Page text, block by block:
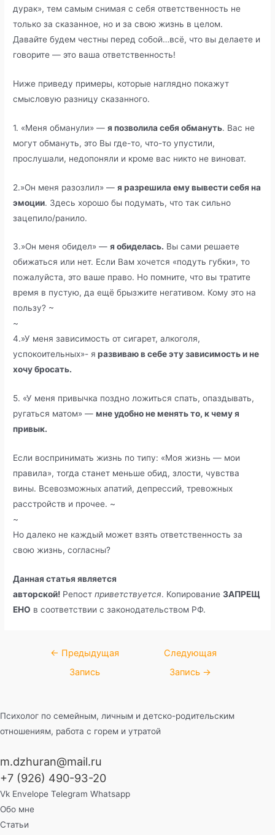
дурак», тем самым снимая с себя ответственность не
только за сказанное, но и за свою жизнь в целом.
Давайте будем честны перед собой…всё, что вы делаете и
говорите — это ваша ответственность!
Ниже приведу примеры, которые наглядно покажут
смысловую разницу сказанного.
1. «Меня обманули» —я позволила себя обмануть. Вас не
могут обмануть, это Вы где-то, что-то упустили,
прослушали, недопоняли и кроме вас никто не виноват.
2.»Он меня разозлил» —я разрешила ему вывести себя на
эмоции. Здесь хорошо бы подумать, что так сильно
зацепило/ранило.
3.»Он меня обидел» —я обиделась. Вы сами решаете
обижаться или нет. Если Вам хочется «подуть губки», то
пожалуйста, это ваше право. Но помните, что вы тратите
время в пустую, да ещё брызжите негативом. Кому это на
пользу? ~
~
4.»У меня зависимость от сигарет, алкоголя,
успокоительных»- я развиваю в себе эту зависимость и не
хочу бросать.
5. «У меня привычка поздно ложиться спать, опаздывать,
ругаться матом» —мне удобно не менять то, к чему я
привык.
Если воспринимать жизнь по типу: «Моя жизнь — мои
правила», тогда станет меньше обид, злости, чувства
вины. Всевозможных апатий, депрессий, тревожных
расстройств и прочее. ~
~
Но далеко не каждый может взять ответственность за
свою жизнь, согласны?
Данная статья является
авторской! Репостприветствуется. КопированиеЗАПРЕЩ
ЕНО в соответствии с законодательством РФ.
Навигация
← Предыдущая
Запись
Следующая
Запись →
Психолог по семейным, личным и детско-родительским
отношениям, работа с горем и утратой
m.dzhuran@mail.ru
+7 (926) 490-93-20
Vk Envelope Telegram Whatsapp
Обо мне
Статьи